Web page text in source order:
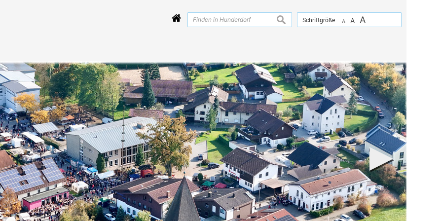
Schriftgröße A A A
suchen